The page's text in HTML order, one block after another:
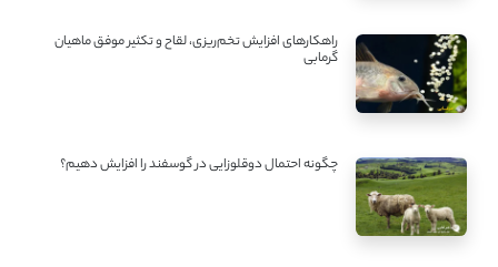
راهکارهای افزایش تخم‌ریزی، لقاح و تکثیر موفق ماهیان
گرمابی
چگونه احتمال دوقلوزایی در گوسفند را افزایش دهیم؟